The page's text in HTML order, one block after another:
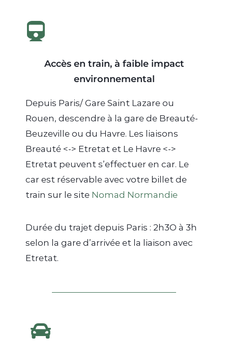
Accès en train, à faible impact
environnemental
Depuis Paris/ Gare Saint Lazare ou
Rouen, descendre à la gare de Breauté-
Beuzeville ou du Havre. Les liaisons
Breauté <-> Etretat et Le Havre <->
Etretat peuvent s’effectuer en car. Le
car est réservable avec votre billet de
train sur le site Nomad Normandie
Durée du trajet depuis Paris : 2h3O à 3h
selon la gare d’arrivée et la liaison avec
Etretat.